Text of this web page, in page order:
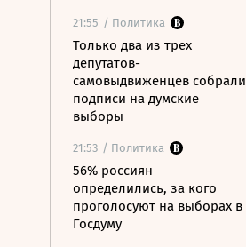
21:55 / Политика
Только два из трех
депутатов-
самовыдвиженцев собрали
подписи на думские
выборы
21:53 / Политика
56% россиян
определились, за кого
проголосуют на выборах в
Госдуму